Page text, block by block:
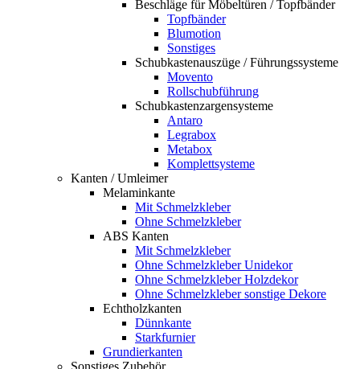
Beschläge für Möbeltüren / Topfbänder
Topfbänder
Blumotion
Sonstiges
Schubkastenauszüge / Führungssysteme
Movento
Rollschubführung
Schubkastenzargensysteme
Antaro
Legrabox
Metabox
Komplettsysteme
Kanten / Umleimer
Melaminkante
Mit Schmelzkleber
Ohne Schmelzkleber
ABS Kanten
Mit Schmelzkleber
Ohne Schmelzkleber Unidekor
Ohne Schmelzkleber Holzdekor
Ohne Schmelzkleber sonstige Dekore
Echtholzkanten
Dünnkante
Starkfurnier
Grundierkanten